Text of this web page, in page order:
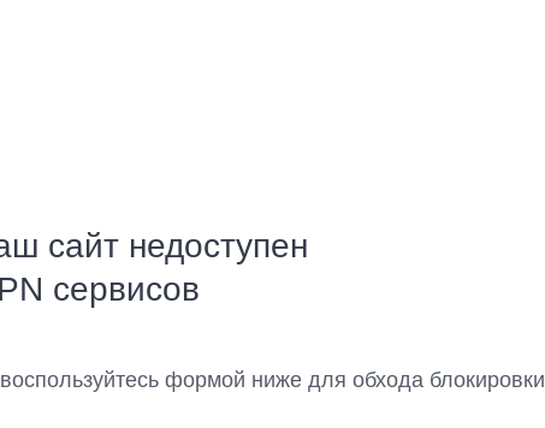
сайт недоступен
сервисов
формой ниже для обхода блокировки